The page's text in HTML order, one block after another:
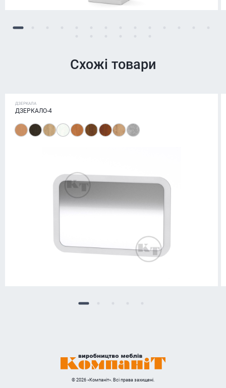
Схожі товари
ДЗЕРКАЛА
ДЗЕРКАЛО-4
© 2026 «Компаніт». Всі права захищені.